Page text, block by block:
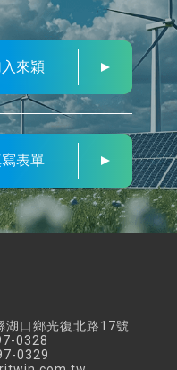
來穎
表單
湖口鄉光復北路17號
0328
0329